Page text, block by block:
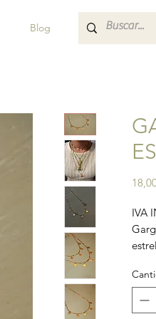
Blog JUANITAS DE
IVA